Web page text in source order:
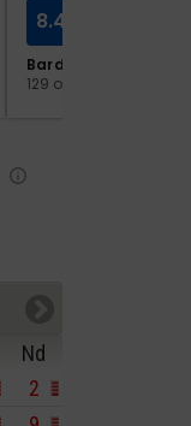
Bardzo dobry
129 opinii
8.4
Nd
2